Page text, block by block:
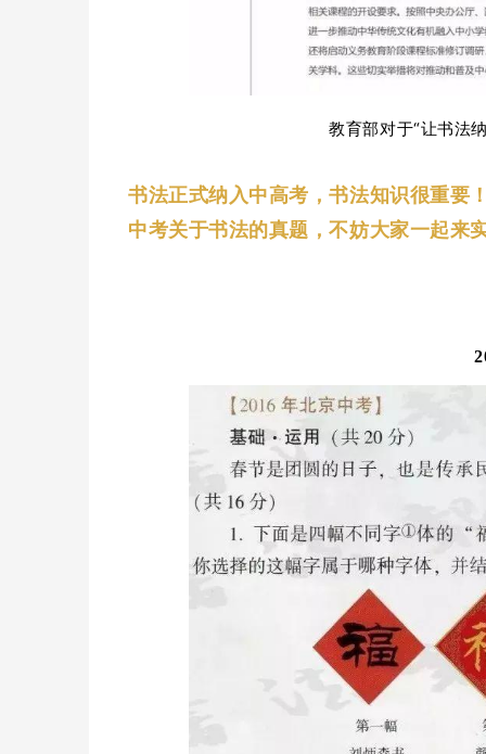
教育部对于“让书法
书法正式纳入中高考，书法知识很重要
中考关于书法的真题，不妨大家一起来